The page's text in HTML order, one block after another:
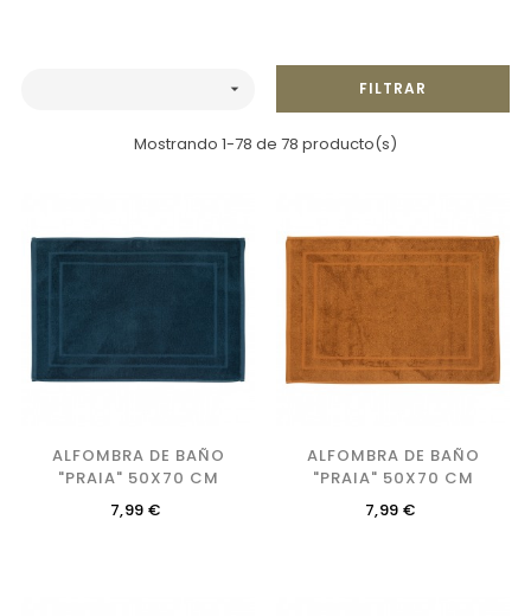
 FILTRAR
Mostrando 1-78 de 78 producto(s)
ALFOMBRA DE BAÑO
"PRAIA" 50X70 CM
Precio
7,99 €
ALFOMBRA DE BAÑO
"PRAIA" 50X70 CM
Precio
7,99 €